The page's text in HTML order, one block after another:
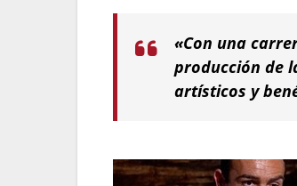
«Con una
producción de
artísticos y